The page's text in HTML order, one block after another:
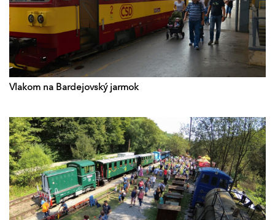
Vlakom na Bardejovský jarmok